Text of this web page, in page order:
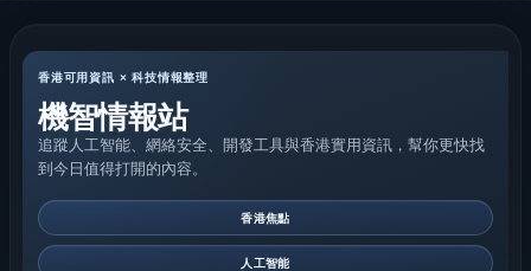
香港可用資訊 × 科技情報整理
機智情報站
追蹤人工智能、網絡安全、開發工具與香港實用資訊，幫你更快找
到今日值得打開的內容。
香港焦點
人工智能